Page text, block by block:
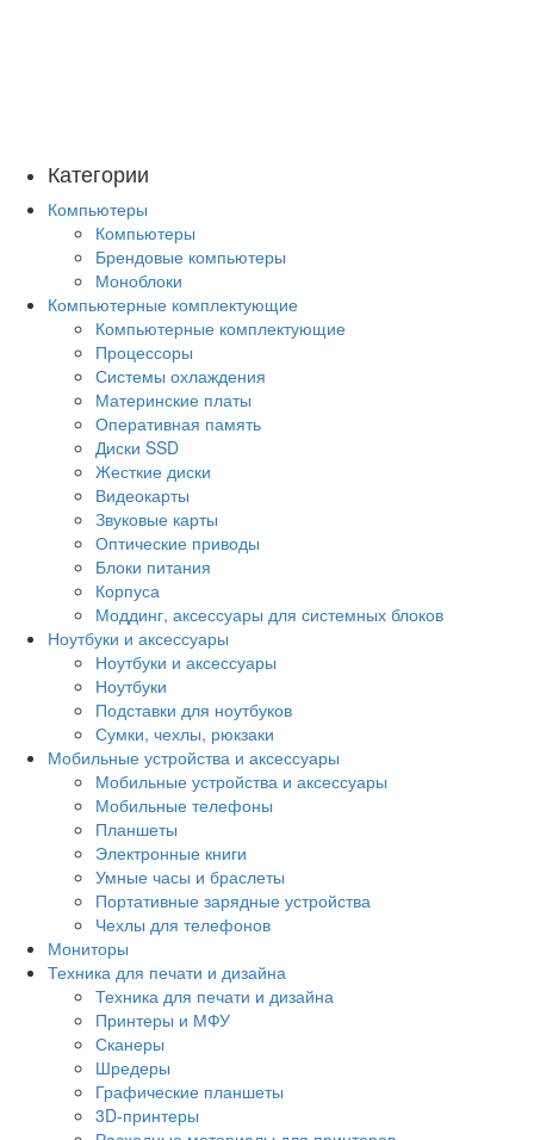
Категории
Компьютеры
Компьютеры
Брендовые компьютеры
Моноблоки
Компьютерные комплектующие
Компьютерные комплектующие
Процессоры
Системы охлаждения
Материнские платы
Оперативная память
Диски SSD
Жесткие диски
Видеокарты
Звуковые карты
Оптические приводы
Блоки питания
Корпуса
Моддинг, аксессуары для системных блоков
Ноутбуки и аксессуары
Ноутбуки и аксессуары
Ноутбуки
Подставки для ноутбуков
Сумки, чехлы, рюкзаки
Мобильные устройства и аксессуары
Мобильные устройства и аксессуары
Мобильные телефоны
Планшеты
Электронные книги
Умные часы и браслеты
Портативные зарядные устройства
Чехлы для телефонов
Мониторы
Техника для печати и дизайна
Техника для печати и дизайна
Принтеры и МФУ
Сканеры
Шредеры
Графические планшеты
3D-принтеры